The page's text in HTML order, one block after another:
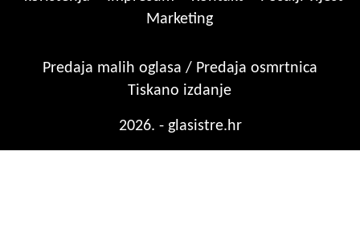
Marketing
Predaja malih oglasa / Predaja osmrtnica
Tiskano izdanje
2026. - glasistre.hr